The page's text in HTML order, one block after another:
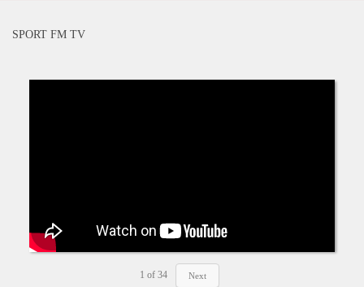
SPORT FM TV
1 of 34 Next